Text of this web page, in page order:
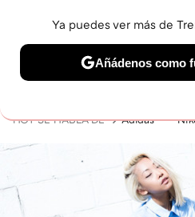
BELLEZA SHOPPING
HOY SE HABLA DE Adidas
Ya puedes ver más de
Añádenos como